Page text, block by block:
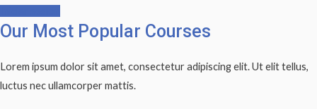
Our Most Popular Courses
Lorem ipsum dolor sit amet, consectetur adipiscing elit. Ut elit tellus,
luctus nec ullamcorper mattis.